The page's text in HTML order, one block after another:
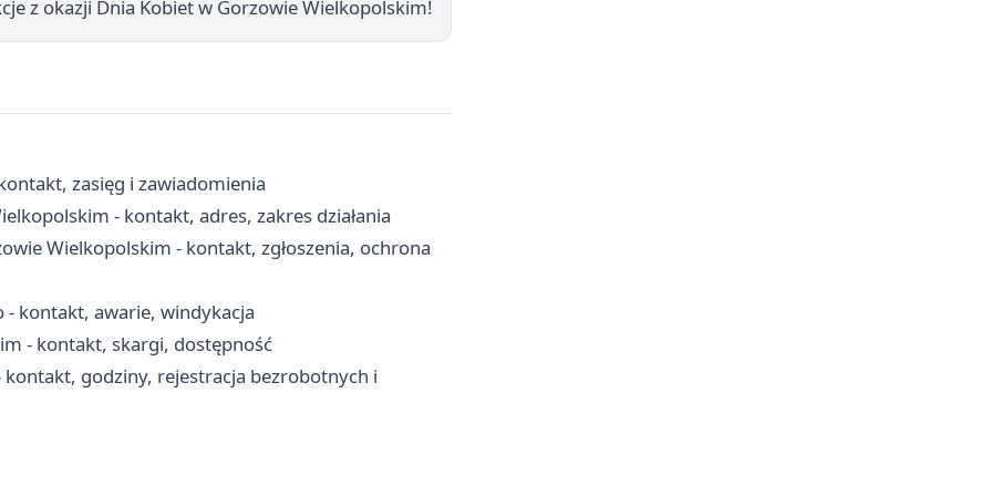
z okazji Dnia Kobiet w Gorzowie Wielkopolskim!
zasięg i zawiadomienia
- kontakt, adres, zakres działania
Wielkopolskim - kontakt, zgłoszenia, ochrona
- kontakt, awarie, windykacja
- kontakt, skargi, dostępność
godziny, rejestracja bezrobotnych i